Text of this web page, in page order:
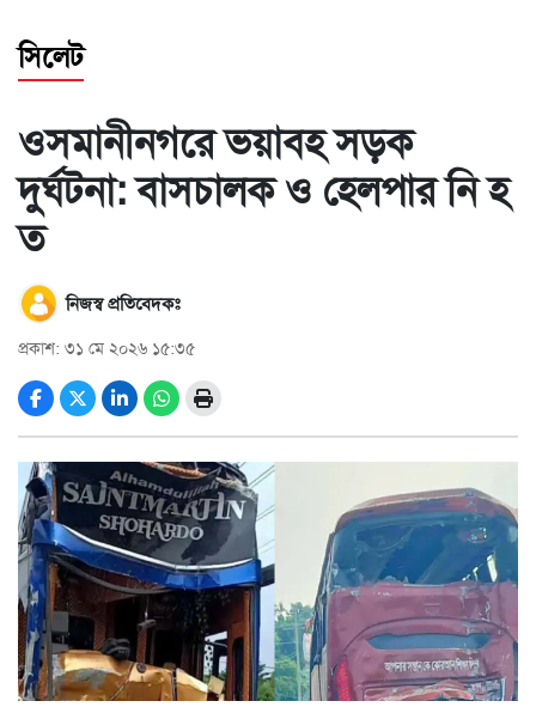
স্বাস্থ্য
তথ্য
ও
প্রযুক্তি
প্রবাস
মুক্তমত
সাহিত্য
পর্যটন
অন্যরকম
জীবনযাপন
ধর্ম
ভিডিও
সিলেট
ওসমানীনগরে ভয়াবহ সড়ক
দুর্ঘটনা: বাসচালক ও হেলপার নি হ
ত
নিজস্ব প্রতিবেদকঃ
প্রকাশ: ৩১ মে ২০২৬ ১৫:৩৫